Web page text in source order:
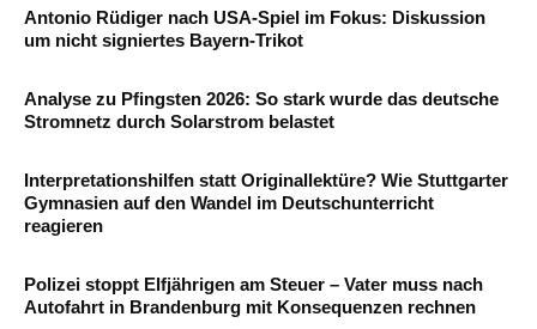
Antonio Rüdiger nach USA-Spiel im Fokus: Diskussion
um nicht signiertes Bayern-Trikot
Analyse zu Pfingsten 2026: So stark wurde das deutsche
Stromnetz durch Solarstrom belastet
Interpretationshilfen statt Originallektüre? Wie Stuttgarter
Gymnasien auf den Wandel im Deutschunterricht
reagieren
Polizei stoppt Elfjährigen am Steuer – Vater muss nach
Autofahrt in Brandenburg mit Konsequenzen rechnen